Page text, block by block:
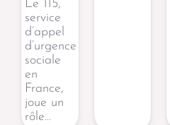
Le 115,
service
d’appel
d’urgence
sociale
en
France,
joue un
rôle…